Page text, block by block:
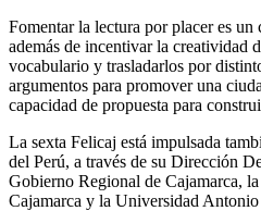
Fomentar la lectura por placer es
además de incentivar la creatividad
vocabulario y trasladarlos por
argumentos para promover una
capacidad de propuesta para
La sexta Felicaj está impulsada
del Perú, a través de su Dirección
Gobierno Regional de Cajamarca,
Cajamarca y la Universidad